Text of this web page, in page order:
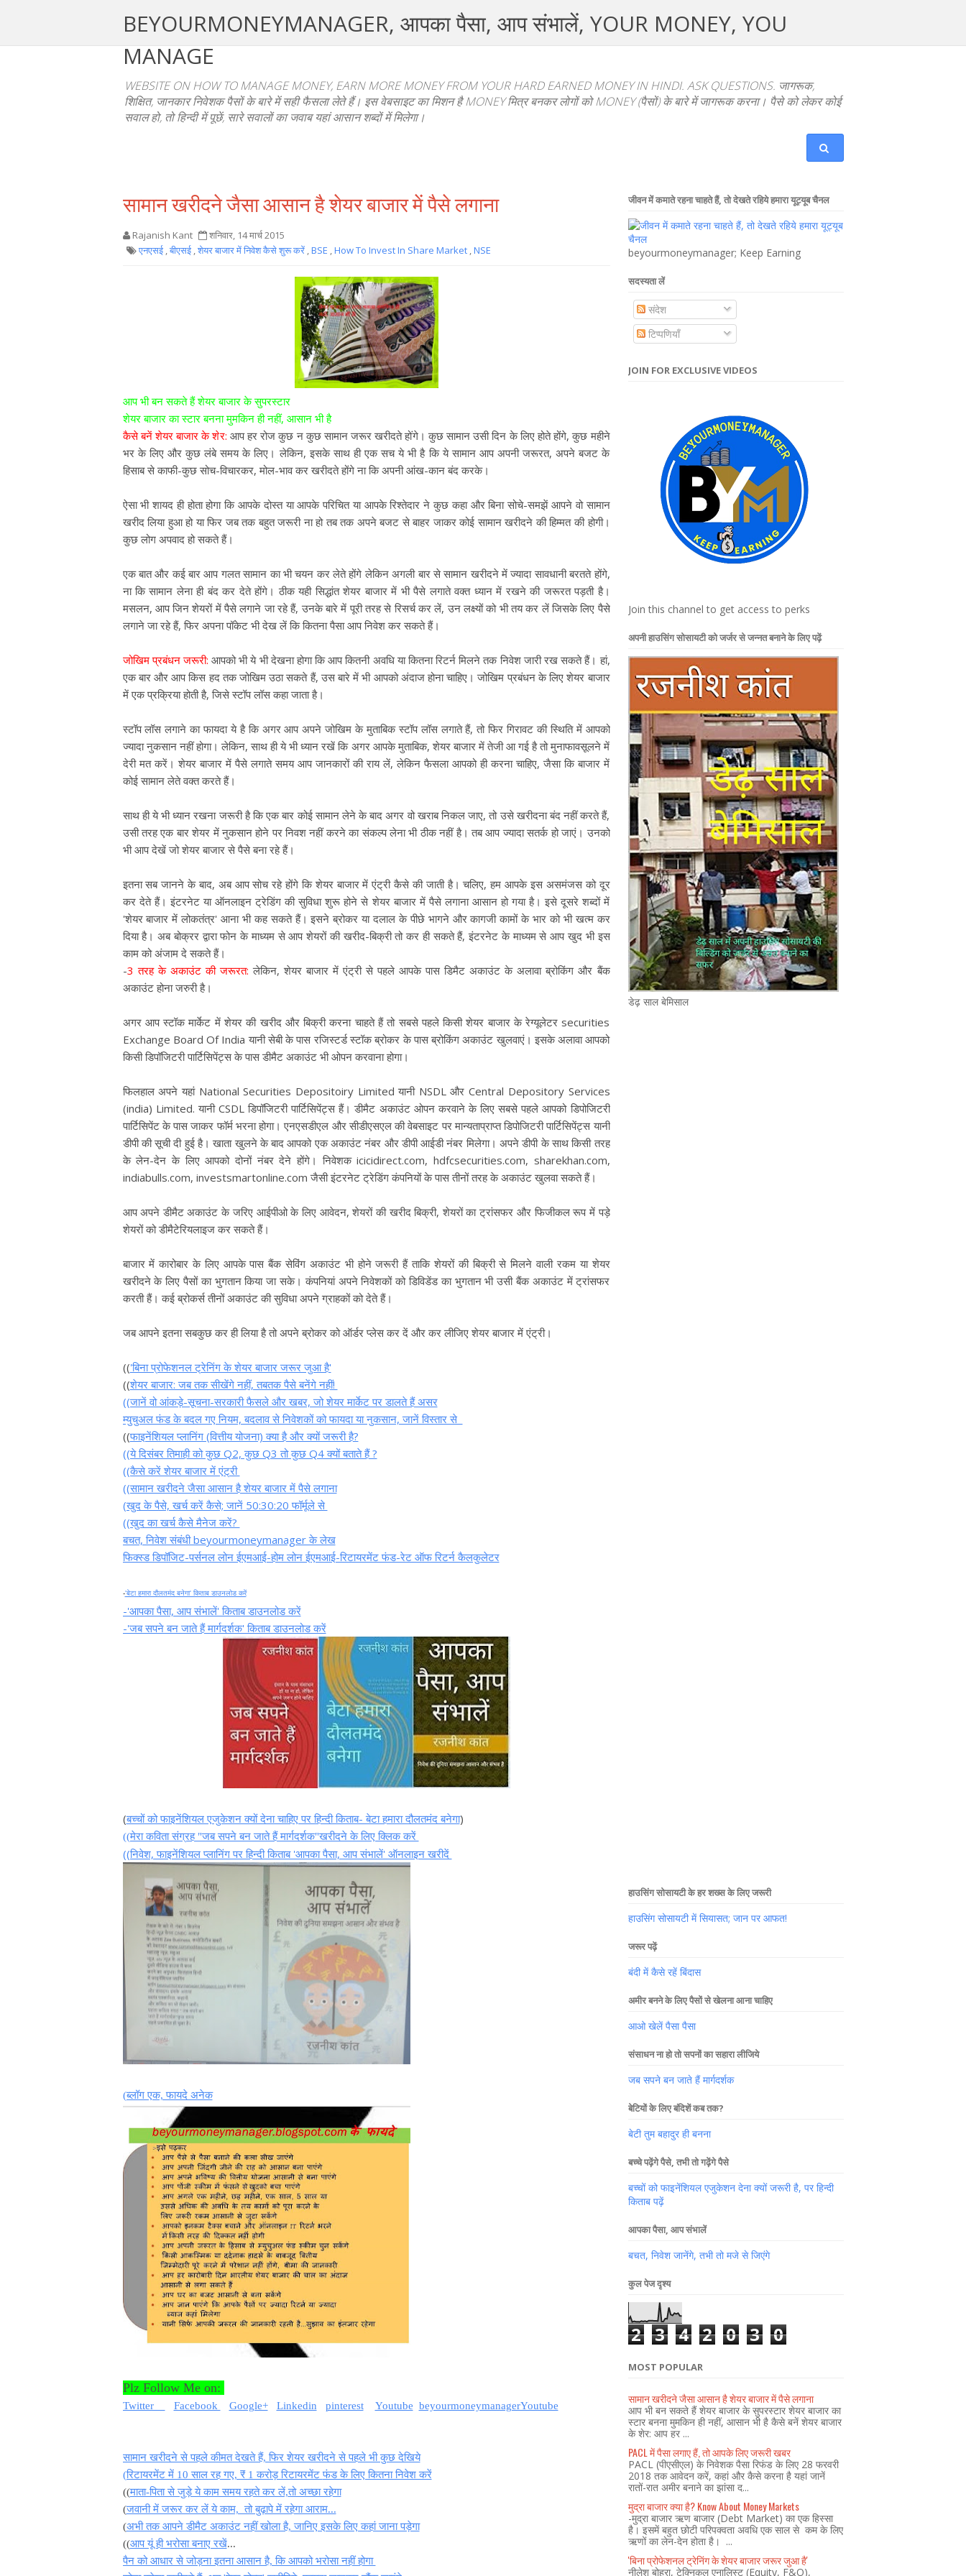
BEYOURMONEYMANAGER, आपका पैसा, आप संभालें, YOUR MONEY, YOU
MANAGE
WEBSITE ON HOW TO MANAGE MONEY, EARN MORE MONEY FROM YOUR HARD EARNED MONEY IN HINDI. ASK QUESTIONS. जागरूक,
शिक्षित, जानकार निवेशक पैसों के बारे में सही फैसला लेते हैं। इस वेबसाइट का मिशन है MONEY मित्र बनकर लोगों को MONEY (पैसों) के बारे में जागरूक करना। पैसे को लेकर कोई
सवाल हो, तो हिन्दी में पूछें, सारे सवालों का जवाब यहां आसान शब्दों में मिलेगा।
सामान खरीदने जैसा आसान है शेयर बाजार में पैसे लगाना
Rajanish Kant
शनिवार, 14 मार्च 2015
एनएसई,बीएसई,शेयर बाजार में निवेश कैसे शुरू करें ,BSE ,How To Invest In Share Market ,NSE
आप भी बन सकते हैं शेयर बाजार के सुपरस्टार
शेयर बाजार का स्टार बनना मुमकिन ही नहीं, आसान भी है
कैसे बनें शेयर बाजार के शेर: आप हर रोज कुछ न कुछ सामान जरूर खरीदते होंगे। कुछ सामान उसी दिन के लिए होते होंगे, कुछ महीने
भर के लिए और कुछ लंबे समय के लिए। लेकिन, इसके साथ ही एक सच ये भी है कि ये सामान आप अपनी जरूरत, अपने बजट के
हिसाब से काफी-कुछ सोच-विचारकर, मोल-भाव कर खरीदते होंगे ना कि अपनी आंख-कान बंद करके।
ऐसा भी शायद ही होता होगा कि आपके दोस्त या आपके परिचित या आपके रिश्तेदार ने कुछ कहा और बिना सोचे-समझें आपने वो सामान
खरीद लिया हुआ हो या फिर जब तक बहुत जरूरी ना हो तब तक अपने बजट से बाहर जाकर कोई सामान खरीदने की हिम्मत की होगी।
कुछ लोग अपवाद हो सकते हैं।
एक बात और कई बार आप गलत सामान का भी चयन कर लेते होंगे लेकिन अगली बार से सामान खरीदने में ज्यादा सावधानी बरतते होंगे,
ना कि सामान लेना ही बंद कर देते होंगे। ठीक यही सिद्धांत शेयर बाजार में भी पैसे लगाते वक्त ध्यान में रखने की जरूरत पड़ती है।
मसलन, आप जिन शेयरों में पैसे लगाने जा रहे हैं, उनके बारे में पूरी तरह से रिसर्च कर लें, उन लक्ष्यों को भी तय कर लें जिसके लिए पैसे
लगाने जा रहे हैं, फिर अपना पॉकेट भी देख लें कि कितना पैसा आप निवेश कर सकते हैं।
जोखिम प्रबंधन जरूरी:आपको भी ये भी देखना होगा कि आप कितनी अवधि या कितना रिटर्न मिलने तक निवेश जारी रख सकते हैं। हां,
एक बार और आप किस हद तक जोखिम उठा सकते हैं, उस बारे में भी आपको अंदाज होना चाहिए। जोखिम प्रबंधन के लिए शेयर बाजार
में एक प्रक्रिया होती है, जिसे स्टॉप लॉस कहा जाता है।
स्टॉप लॉस लगाने का फायदा ये है कि अगर आप अपने जोखिम के मुताबिक स्टॉप लॉस लगाते हैं, तो फिर गिरावट की स्थिति में आपको
ज्यादा नुकसान नहीं होगा। लेकिन, साथ ही ये भी ध्यान रखें कि अगर आपके मुताबिक, शेयर बाजार में तेजी आ गई है तो मुनाफावसूलने में
देरी मत करें। शेयर बाजार में पैसे लगाते समय आप जानकारों की राय लें, लेकिन फैसला आपको ही करना चाहिए, जैसा कि बाजार में
कोई सामान लेते वक्त करते हैं।
साथ ही ये भी ध्यान रखना जरूरी है कि एक बार कोई सामान लेने के बाद अगर वो खराब निकल जाए, तो उसे खरीदना बंद नहीं करते हैं,
उसी तरह एक बार शेयर में नुकसान होने पर निवश नहीं करने का संकल्प लेना भी ठीक नहीं है। तब आप ज्यादा सतर्क हो जाएं। उनको
भी आप देखें जो शेयर बाजार से पैसे बना रहे हैं।
इतना सब जानने के बाद, अब आप सोच रहे होंगे कि शेयर बाजार में एंट्री कैसे की जाती है। चलिए, हम आपके इस असमंजस को दूर
कर देते हैं। इंटरनेट या ऑनलाइन ट्रेडिंग की सुविधा शुरू होने से शेयर बाजार में पैसे लगाना आसान हो गया है। इसे दूसरे शब्दों में
'शेयर बाजार में लोकतंत्र' आना भी कह सकते हैं। इसने ब्रोकर या दलाल के पीछे भागने और कागजी कामों के भार को भी खत्म कर
दिया है। अब बोक्रर द्वारा फोन के माध्यम से आप शेयरों की खरीद-बिक्री तो कर ही सकते हैं, इंटरनेट के माध्यम से आप खुद भी इस
काम को अंजाम दे सकते हैं।
-3 तरह के अकाउंट की जरूरत:लेकिन, शेयर बाजार में एंट्री से पहले आपके पास डिमैट अकाउंट के अलावा ब्रोकिंग और बैंक
अकाउंट होना जरुरी है।
अगर आप स्टॉक मार्केट में शेयर की खरीद और बिक्री करना चाहते हैं तो सबसे पहले किसी शेयर बाजार के रेग्यूलेटर securities
Exchange Board Of India यानी सेबी के पास रजिस्टर्ड स्टॉक ब्रोकर के पास ब्रोकिंग अकाउंट खुलवाएं। इसके अलावा आपको
किसी डिपॉजिटरी पार्टिसिपेंट्स के पास डीमैट अकाउंट भी ओपन करवाना होगा।
फिलहाल अपने यहां National Securities Depositoiry Limited यानी NSDL और Central Depository Services
(india) Limited. यानी CSDL डिपॉजिटरी पार्टिसिपेंट्स हैं। डीमैट अकाउंट ओपन करवाने के लिए सबसे पहले आपको डिपोजिटरी
पार्टिसिपेंट के पास जाकर फॉर्म भरना होगा। एनएसडीएल और सीडीएसएल की वेबसाइट पर मान्यताप्राप्त डिपोजिटरी पार्टिसिपेंट्स यानी
डीपी की सूची दी हुई है। खाता खुलने के बाद आपको एक अकाउंट नंबर और डीपी आईडी नंबर मिलेगा। अपने डीपी के साथ किसी तरह
के लेन-देन के लिए आपको दोनों नंबर देने होंगे। निवेशक icicidirect.com, hdfcsecurities.com, sharekhan.com,
indiabulls.com, investsmartonline.com जैसी इंटरनेट ट्रेडिंग कंपनियों के पास तीनों तरह के अकाउंट खुलवा सकते हैं।
आप अपने डीमैट अकाउंट के जरिए आईपीओ के लिए आवेदन, शेयरों की खरीद बिक्री, शेयरों का ट्रांसफर और फिजीकल रूप में पड़े
शेयरों को डीमैटेरियलाइज कर सकते हैं।
बाजार में कारोबार के लिए आपके पास बैंक सेविंग अकाउंट भी होने जरूरी हैं ताकि शेयरों की बिक्री से मिलने वाली रकम या शेयर
खरीदने के लिए पैसों का भुगतान किया जा सके। कंपनियां अपने निवेशकों को डिविडेंड का भुगतान भी उसी बैंक अकाउंट में ट्रांसफर
करती हैं। कई ब्रोकर्स तीनों अकाउंट की सुविधा अपने ग्राहकों को देते हैं।
जब आपने इतना सबकुछ कर ही लिया है तो अपने ब्रोकर को ऑर्डर प्लेस कर दें और कर लीजिए शेयर बाजार में एंट्री।
(('बिना प्रोफेशनल ट्रेनिंग के शेयर बाजार जरूर जुआ है'
((शेयर बाजार: जब तक सीखेंगे नहीं, तबतक पैसे बनेंगे नहीं!
((जानें वो आंकड़े-सूचना-सरकारी फैसले और खबर, जो शेयर मार्केट पर डालते हैं असर
म्युचुअल फंड के बदल गए नियम, बदलाव से निवेशकों को फायदा या नुकसान, जानें विस्तार से
((फाइनेंशियल प्लानिंग (वित्तीय योजना) क्या है और क्यों जरूरी है?
((ये दिसंबर तिमाही को कुछ Q2, कुछ Q3 तो कुछ Q4 क्यों बताते हैं ?
((कैसे करें शेयर बाजार में एंट्री
((सामान खरीदने जैसा आसान है शेयर बाजार में पैसे लगाना
(खुद के पैसे, खर्च करें कैसे; जानें 50:30:20 फॉर्मूले से
((खुद का खर्च कैसे मैनेज करें?
बचत, निवेश संबंधी beyourmoneymanager के लेख
फिक्स्ड डिपॉजिट-पर्सनल लोन ईएमआई-होम लोन ईएमआई-रिटायरमेंट फंड-रेट ऑफ रिटर्न कैलकुलेटर
-'बेटा हमारा दौलतमंद बनेगा' किताब डाउनलोड करें
-'आपका पैसा, आप संभालें' किताब डाउनलोड करें
-'जब सपने बन जाते हैं मार्गदर्शक' किताब डाउनलोड करें
(बच्चों को फाइनेंशियल एजुकेशन क्यों देना चाहिए पर हिन्दी किताब- बेटा हमारा दौलतमंद बनेगा)
((मेरा कविता संग्रह "जब सपने बन जाते हैं मार्गदर्शक"खरीदने के लिए क्लिक करें
((निवेश, फाइनेंशियल प्लानिंग पर हिन्दी किताब 'आपका पैसा, आप संभालें' ऑनलाइन खरीदें
(ब्लॉग एक, फायदे अनेक
Plz Follow Me on:
Twitter Facebook Google+ Linkedin pinterest Youtube beyourmoneymanagerYoutube
सामान खरीदने से पहले कीमत देखते हैं, फिर शेयर खरीदने से पहले भी कुछ देखिये
(रिटायरमेंट में 10 साल रह गए, ₹ 1 करोड़ रिटायरमेंटफंड के लिए कितना निवेश करें
((माता-पिता से जुड़े ये काम समय रहते कर लें,तो अच्छा रहेगा
(जवानी में जरूर कर लें ये काम, तो बुढ़ापे में रहेगा आराम...
(अभी तक आपने डीमैट अकाउंट नहीं खोला है, जानिए इसके लिए कहां जाना पड़ेगा
((आप यूं ही भरोसा बनाए रखें...
पैन को आधार से जोड़ना इतना आसान है, कि आपको भरोसा नहीं होगा
जीवन में कमाते रहना चाहते हैं, तो देखते रहिये हमारा यूट्यूब चैनल
beyourmoneymanager; Keep Earning
सदस्यता लें
संदेश
टिप्पणियाँ
JOIN FOR EXCLUSIVE VIDEOS
Join this channel to get access to perks
अपनी हाउसिंग सोसायटी को जर्जर से जन्नत बनाने के लिए पढ़ें
डेढ़ साल बेमिसाल
हाउसिंग सोसायटी के हर शख्स के लिए जरूरी
हाउसिंग सोसायटी में सियासत; जान पर आफत!
जरूर पढ़ें
बंदी में कैसे रहें बिंदास
अमीर बनने के लिए पैसों से खेलना आना चाहिए
आओ खेलें पैसा पैसा
संसाधन ना हो तो सपनों का सहारा लीजिये
जब सपने बन जाते हैं मार्गदर्शक
बेटियों के लिए बंदिशें कब तक?
बेटी तुम बहादुर ही बनना
बच्चे पढ़ेंगे पैसे, तभी तो गढ़ेंगे पैसे
बच्चों को फाइनेंशियल एजुकेशन देना क्यों जरूरी है, पर हिन्दी
किताब पढ़ें
आपका पैसा, आप संभालें
बचत, निवेश जानेंगे, तभी तो मजे से जिएंगे
कुल पेज दृश्य
2 3 4 2 0 3 0
MOST POPULAR
सामान खरीदने जैसा आसान है शेयर बाजार में पैसे लगाना
आप भी बन सकते हैं शेयर बाजार के सुपरस्टार शेयर बाजार का
स्टार बनना मुमकिन ही नहीं, आसान भी है कैसे बनें शेयर बाजार
के शेर: आप हर ...
PACL में पैसा लगाए हैं, तो आपके लिए जरूरी खबर
PACL (पीएसीएल) के निवेशक पैसा रिफंड के लिए 28 फरवरी
2018 तक आवेदन करें, कहां और कैसे करना है यहां जानें
रातों-रात अमीर बनाने का झांसा द...
मुद्रा बाजार क्या है? Know About Money Markets
-मुद्रा बाजार ऋण बाजार (Debt Market) का एक हिस्सा
है। इसमें बहुत छोटी परिपक्वता अवधि एक साल से कम के लिए
ऋणों का लेन-देन होता है। ...
'बिना प्रोफेशनल ट्रेनिंग के शेयर बाजार जरूर जुआ है'
नीलेश बोहरा, टेक्निकल एनालिस्ट (Equity, F&O),